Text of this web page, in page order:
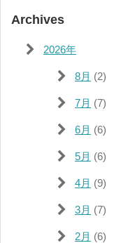
Archives
2026年
8月 (2)
7月 (7)
6月 (6)
5月 (6)
4月 (9)
3月 (7)
2月 (6)